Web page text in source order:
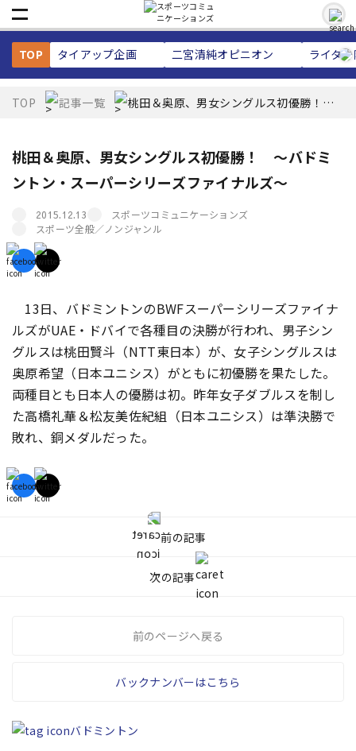
TOP タイアップ企画 二宮清純オピニオン ライタ
TOP 記事一覧 桃田＆奥原、男女シングルス初優勝！
桃田＆奥原、男女シングルス初優勝！ ～バドミ
ントン・スーパーシリーズファイナルズ～
2015.12.13
スポーツコミュニケーションズ
スポーツ全般／ノンジャンル
13日、バドミントンのBWFスーパーシリーズファイナ
ルズがUAE・ドバイで各種目の決勝が行われ、男子シン
グルスは桃田賢斗（NTT東日本）が、女子シングルスは
奥原希望（日本ユニシス）がともに初優勝を果たした。
両種目とも日本人の優勝は初。昨年女子ダブルスを制し
た高橋礼華＆松友美佐紀組（日本ユニシス）は準決勝で
敗れ、銅メダルだった。
前の記事
次の記事
前のページへ戻る
バックナンバーはこちら
バドミントン